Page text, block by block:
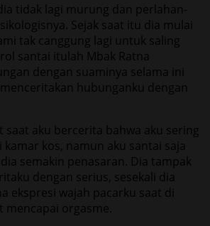
tidak lagi murung dan perlahan-
Sejak saat itu dia mulai
tak canggung lagi untuk saling
santai itulah Mbak Ratna
dengan suaminya selama ini
hubunganku dengan
saat aku bercerita bahwa aku sering
kamar kos, namun aku santai saja
semakin penasaran. Dia tampak
dengan serius, sesekali dia
ekspresi wajah pacarku saat di
mencapai orgasme.